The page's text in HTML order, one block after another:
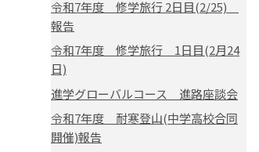
令和7年度 修学旅行 2日目(2/25)
報告
令和7年度 修学旅行 1日目(2月24
日)
進学グローバルコース 進路座談会
令和7年度 耐寒登山(中学高校合同
開催)報告